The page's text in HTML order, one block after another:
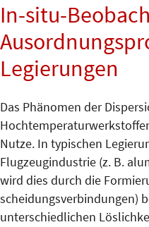
In-situ-
Legierungen
Das Phänomen der
Nutze. In typischen
Flug­zeugindustrie (z. B.
wird dies durch die
scheidungsverbindungen)
unter­schied­li­chen